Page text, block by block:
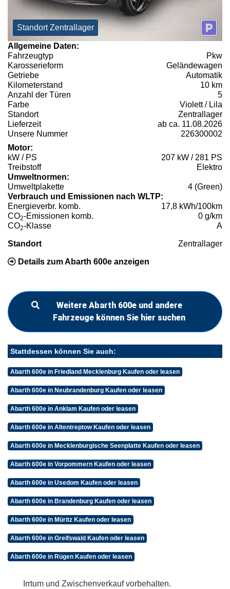
Standort Zentrallager
Allgemeine Daten:
Fahrzeugtyp
Pkw
Karosserieform
Geländewagen
Getriebe
Automatik
Kilometerstand
10 km
Anzahl der Türen
5
Farbe
Violett / Lila
Standort
Zentrallager
Lieferzeit
ab ca. 11.08.2026
Unsere Nummer
226300002
Motor:
kW / PS
207 kW / 281 PS
Treibstoff
Elektro
Umweltnormen:
Umweltplakette
4 (Green)
Verbrauch und Emissionen nach WLTP:
Energieverbr. komb.
17,8 kWh/100km
CO2-Emissionen komb.
0 g/km
CO2-Klasse A
Standort Zentrallager
Details zum Abarth 600e anzeigen
Weitere Abarth 600e und andere
Fahrzeuge können Sie hier suchen
Stattdessen können Sie auch:
Abarth 600e in Friedland Mecklenburg Kaufen oder leasen
Abarth 600e in Neubrandenburg Kaufen oder leasen
Abarth 600e in Anklam Kaufen oder leasen
Abarth 600e in Altentreptow Kaufen oder leasen
Abarth 600e in Mecklenburgische Seenplatte Kaufen oder leasen
Abarth 600e in Vorpommern Kaufen oder leasen
Abarth 600e in Usedom Kaufen oder leasen
Abarth 600e in Brandenburg Kaufen oder leasen
Abarth 600e in Müritz Kaufen oder leasen
Abarth 600e in Greifswald Kaufen oder leasen
Abarth 600e in Rügen Kaufen oder leasen
Irrtum und Zwischenverkauf vorbehalten.